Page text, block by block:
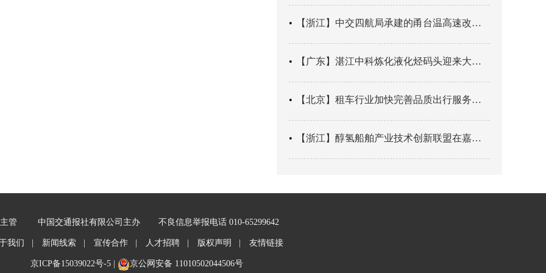
【浙江】中交四航局承建的甬台温高速改扩建工程台州南段TJ06标段恢复双向通行
【广东】湛江中科炼化液化烃码头迎来大型外贸液化气船首靠
【北京】租车行业加快完善品质出行服务网络
【浙江】醇氢船舶产业技术创新联盟在嘉兴成立
管 中国交通报社有限公司主办 不良信息举报电话 010-65299642
我们 | 新闻线索 | 宣传合作 | 人才招聘 | 版权声明 | 友情链接
京ICP备15039022号-5| 京公网安备 11010502044506号